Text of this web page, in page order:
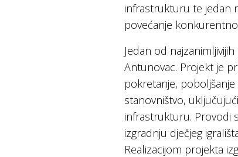
infrastrukturu te jedan
povećanje
Jedan od
Antunovac. Projekt je
pokretanje,
stanovništvo,
infrastrukturu. Provodi
izgradnju dječjeg
Realizacijom projekta